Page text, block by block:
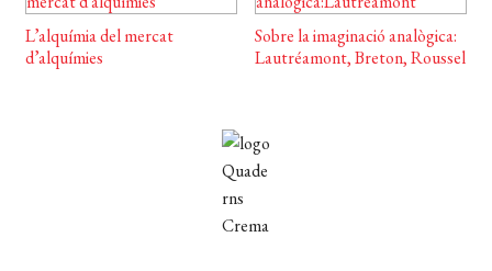
L’alquímia del mercat
d’alquímies
Sobre la imaginació analògica:
Lautréamont, Breton, Roussel